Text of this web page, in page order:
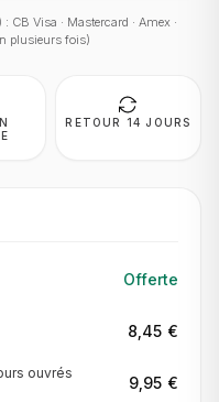
Visa · Mastercard · Amex ·
plusieurs fois)
RETOUR 14 JOURS
Offerte
8,45 €
ouvrés
9,95 €